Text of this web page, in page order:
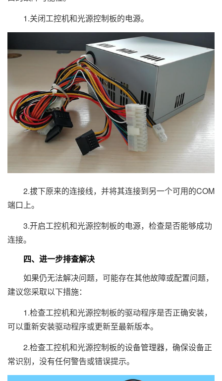
1.关闭工控机和光源控制板的电源。
2.拔下原来的连接线，并将其连接到另一个可用的COM
端口上。
3.开启工控机和光源控制板的电源，检查是否能够成功
连接。
四、进一步排查解决
如果仍无法解决问题，可能存在其他故障或配置问题，
建议您采取以下措施：
1.检查工控机和光源控制板的驱动程序是否正确安装，
可以重新安装驱动程序或更新至最新版本。
2.检查工控机和光源控制板的设备管理器，确保设备正
常识别，没有任何警告或错误提示。